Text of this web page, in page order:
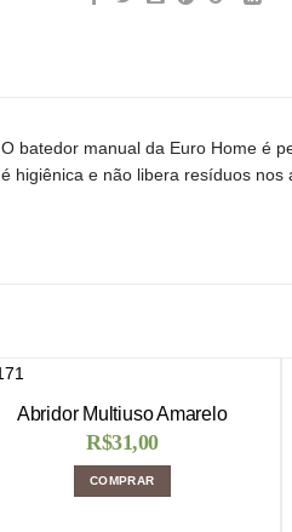
O batedor manual da Euro Home é
é higiênica e não libera resíduos nos
Abridor Multiuso Amarelo
R$31,00
COMPRAR